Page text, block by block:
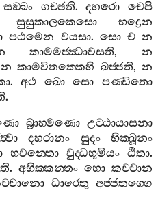
සඞ‍්ඛං ගච‍්ඡති.දහරො
චෙපි
සුසුකාලකෙසො
භද්‍රෙන
පඨමෙන වයසා. සො ච න
කාමමජ‍්ඣාවසති, න
න කාමවිතක‍්කෙහි ඛජ‍්ජති,න
.අථ ඛො සො
පණ‍්ඩිතො
.
බ්‍රාහ‍්මණො උට‍්ඨායාසනා
දහරානං සුදං
භික‍්ඛූනං
භවන‍්තො වුද‍්ධභූමියං ඨිතා.
. අභික‍්කන‍්තං භො කච‍්චාන
ධාරෙතු අජ‍්ජතග‍්ගෙ